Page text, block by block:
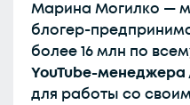
Марина Могилко —
блогер-
более 16 млн по
YouTube-
для работы со